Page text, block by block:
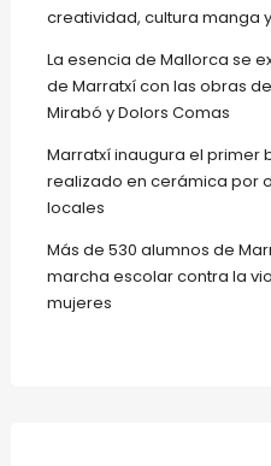
creatividad, cultura manga
La esencia de Mallorca se
de Marratxí con las obras
Mirabó y Dolors Comas
Marratxí inaugura el primer
realizado en cerámica por
locales
Más de 530 alumnos de
marcha escolar contra la
mujeres